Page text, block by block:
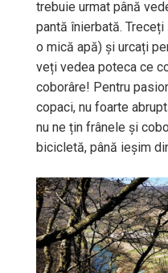
trebuie urmat până
pantă înierbată. Treceți
o mică apă) și urcați
veți vedea poteca ce
coborâre! Pentru
copaci, nu foarte
nu ne țin frânele și
bicicletă, până ieșim